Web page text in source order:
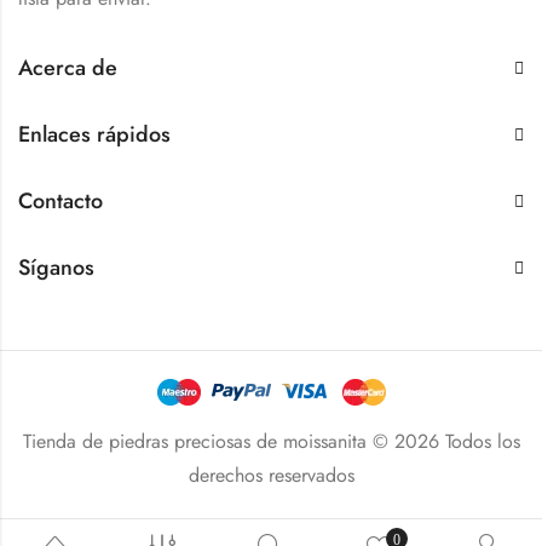
Acerca de
Enlaces rápidos
Contacto
Síganos
Tienda de piedras preciosas de moissanita © 2026 Todos los
derechos reservados
0